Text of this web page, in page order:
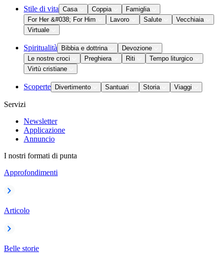
Stile di vita Casa Coppia
Famiglia
For Her &#038; For Him
Lavoro Salute
Vecchiaia
Virtuale
Spiritualità Bibbia e dottrina
Devozione
Le nostre croci
Preghiera Riti
Tempo liturgico
Virtù cristiane
Scoperte Divertimento Santuari Storia Viaggi
Servizi
Newsletter
Applicazione
Annuncio
I nostri formati di punta
Approfondimenti
Articolo
Belle storie